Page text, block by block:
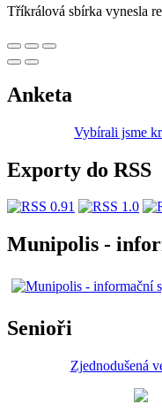
Tříkrálová sbírka vynesla
Anketa
Vybírali jsme
Exporty do RSS
Munipolis -
Senioři
Zjednodušená